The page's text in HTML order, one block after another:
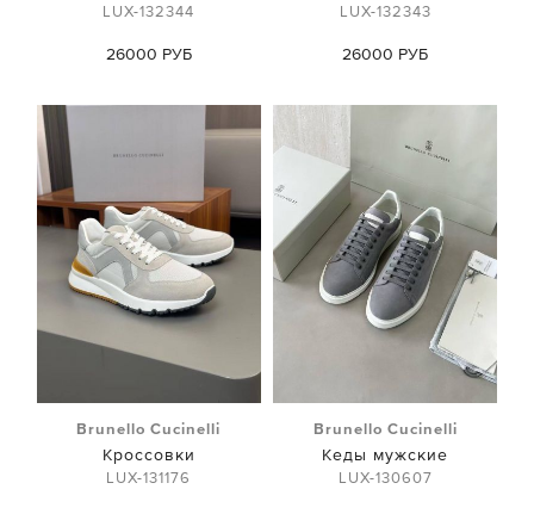
LUX-132344
26000 РУБ
LUX-132343
26000 РУБ
Brunello Cucinelli
Кроссовки
LUX-131176
Brunello Cucinelli
Кеды мужские
LUX-130607